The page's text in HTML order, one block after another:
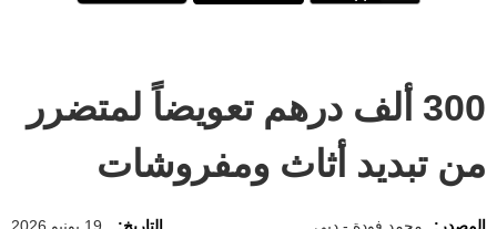
300 ألف درهم تعويضاً لمتضرر
من تبديد أثاث ومفروشات